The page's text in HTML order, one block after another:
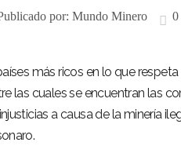
por: Mundo Minero 0
más ricos en lo que
las cuales se encuentran las
a causa de la minería